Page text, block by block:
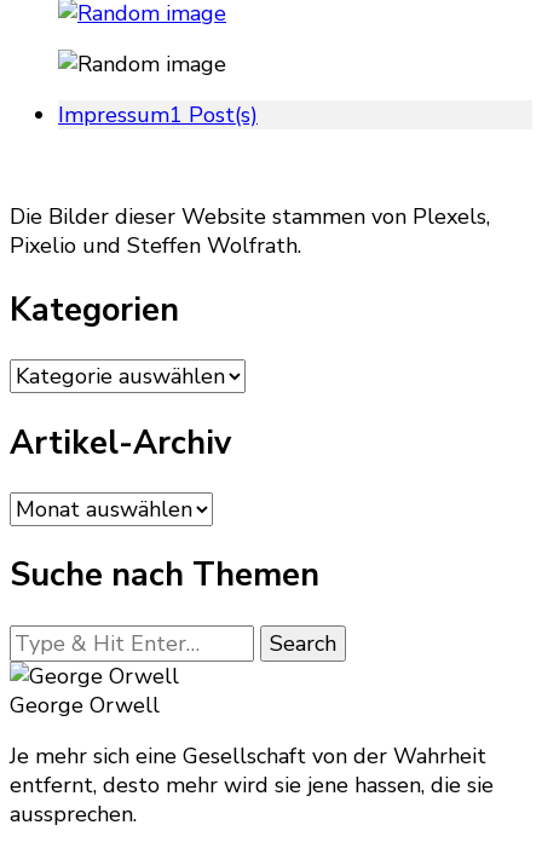
Impressum1 Post(s)
Die Bilder dieser Website stammen von Plexels,
Pixelio und Steffen Wolfrath.
Kategorien
Kategorien
Artikel-Archiv
Artikel-
Archiv
Suche nach Themen
Looking
for
Something?
George Orwell
Je mehr sich eine Gesellschaft von der Wahrheit
entfernt, desto mehr wird sie jene hassen, die sie
aussprechen.